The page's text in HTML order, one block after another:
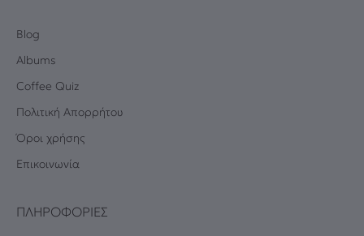
Blog
Albums
Coffee Quiz
Πολιτική Απορρήτου
Όροι χρήσης
Επικοινωνία
ΠΛΗΡΟΦΟΡΊΕΣ